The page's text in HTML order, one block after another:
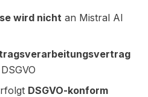
wird nicht an Mistral AI
DSGVO-konform